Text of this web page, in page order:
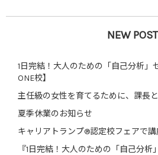
NEW POST
1日完結！大人のための「自己分析
ONE校】
主任級の女性を育てるために、課長
夏季休業のお知らせ
キャリアトランプ®認定校フェアで
『1日完結！大人のための「自己分